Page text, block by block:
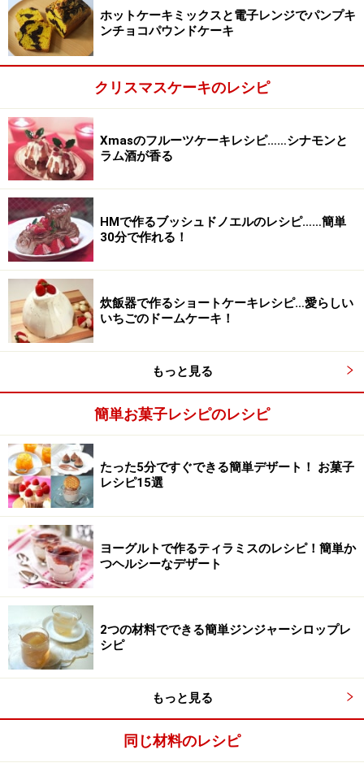
キングパウダー、スパイス）を2～3回に分けて交互に加
え、そのつど、ゴムベラでもったりと滑らかな状態にな
るように混ぜます。
3
ドライフルーツを加える
最後に粉が少し残っているくらいの状態で、ラム酒につ
けておいたドライフルーツを加えて混ぜます。つけてお
いたラム酒は別にしてとっておきます。
ホットケーキミックスと電子レンジでパンプキ
ンチョコパウンドケーキ
クリスマスケーキのレシピ
Xmasのフルーツケーキレシピ……シナモンと
ラム酒が香る
HMで作るブッシュドノエルのレシピ……簡単
30分で作れる！
炊飯器で作るショートケーキレシピ…愛らしい
いちごのドームケーキ！
もっと見る
簡単お菓子レシピのレシピ
たった5分ですぐできる簡単デザート！ お菓子
レシピ15選
ヨーグルトで作るティラミスのレシピ！簡単か
つヘルシーなデザート
2つの材料でできる簡単ジンジャーシロップレ
シピ
もっと見る
同じ材料のレシピ